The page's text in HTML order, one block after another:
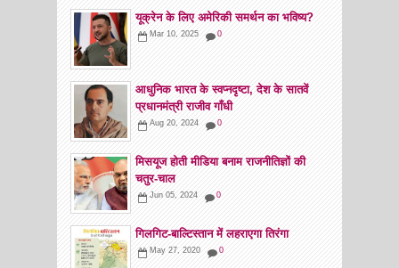
यूक्रेन के लिए अमेरिकी समर्थन का भविष्य?
Mar 10, 2025 0
आधुनिक भारत के स्वप्नदृष्टा, देश के सातवें
प्रधानमंत्री राजीव गाँधी
Aug 20, 2024 0
मिसयूज होती मीडिया बनाम राजनीतिज्ञों की
चतुर-चाल
Jun 05, 2024 0
गिलगिट-बाल्टिस्तान में लहराएगा तिरंगा
May 27, 2020 0